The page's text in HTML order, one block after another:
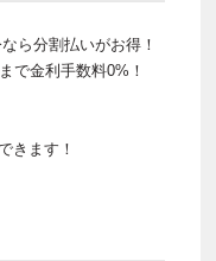
ら分割払いがお得！
で金利手数料0%！
きます！